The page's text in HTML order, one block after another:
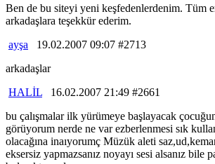
Ben de bu siteyi yeni keşfedenlerdenim. Tüm
arkadaşlara teşekkür ederim.
ayşa 19.02.2007 09:07 #2713
arkadaşlar
HALİL 16.02.2007 21:49 #2661
bu çalışmalar ilk yürümeye başlayacak
görüyorum nerde ne var ezberlenmesi sık
olacağına inaıyorumç Müzük aleti
eksersiz yapmazsanız noyayı sesi alsanız bile